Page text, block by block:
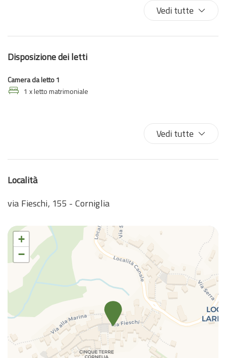
Fornelli
Lavatrice
Letto matrimoniale
Macchina caffè/te
WiFi ad alta velocità
Vedi tutte
Disposizione dei letti
Camera da letto 1
1 x letto matrimoniale
Vedi tutte
Località
via Fieschi, 155 - Corniglia
+
−